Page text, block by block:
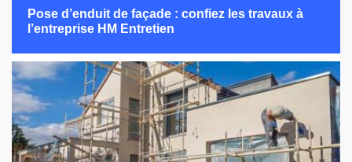
Pose d’enduit de façade : confiez les travaux à
l’entreprise HM Entretien